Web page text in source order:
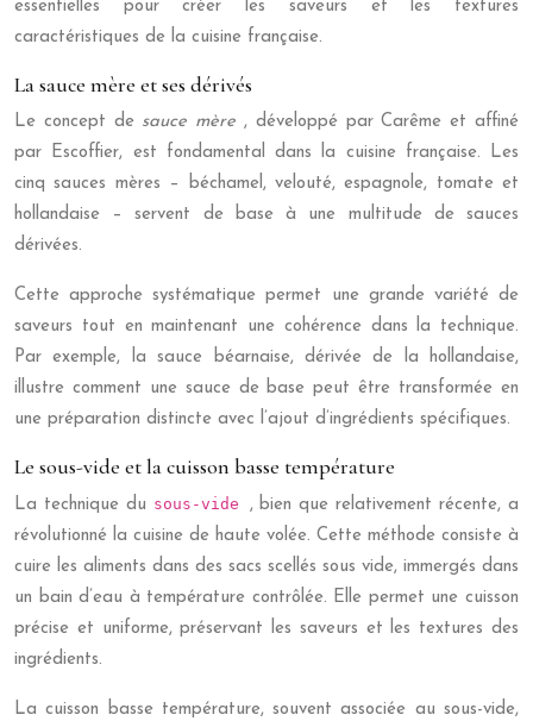
essentielles pour créer les saveurs et les textures
caractéristiques de la cuisine française.
La sauce mère et ses dérivés
Le concept de sauce mère , développé par Carême et affiné
par Escoffier, est fondamental dans la cuisine française. Les
cinq sauces mères – béchamel, velouté, espagnole, tomate et
hollandaise – servent de base à une multitude de sauces
dérivées.
Cette approche systématique permet une grande variété de
saveurs tout en maintenant une cohérence dans la technique.
Par exemple, la sauce béarnaise, dérivée de la hollandaise,
illustre comment une sauce de base peut être transformée en
une préparation distincte avec l’ajout d’ingrédients spécifiques.
Le sous-vide et la cuisson basse température
La technique du sous-vide , bien que relativement récente, a
révolutionné la cuisine de haute volée. Cette méthode consiste à
cuire les aliments dans des sacs scellés sous vide, immergés dans
un bain d’eau à température contrôlée. Elle permet une cuisson
précise et uniforme, préservant les saveurs et les textures des
ingrédients.
La cuisson basse température, souvent associée au sous-vide,